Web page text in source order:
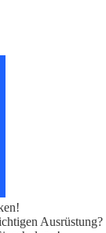
Ausrüstung?